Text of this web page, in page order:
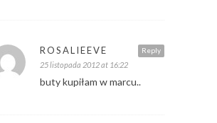
Reply
ROSALIEEVE
25 listopada 2012 at 16:22
buty kupiłam w marcu..